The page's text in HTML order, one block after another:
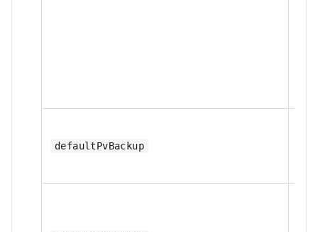
defaultPvBackup